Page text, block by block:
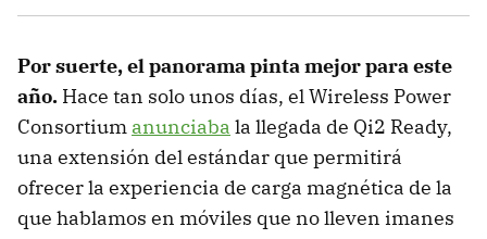
Por suerte, el panorama pinta mejor para este
año. Hace tan solo unos días, el Wireless Power
Consortium anunciaba la llegada de Qi2 Ready,
una extensión del estándar que permitirá
ofrecer la experiencia de carga magnética de la
que hablamos en móviles que no lleven imanes